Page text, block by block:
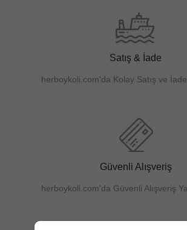
Satış & İade
herboykoli.com'da Kolay Satış ve
Güvenli Alışveriş
herboykoli.com'da Güvenli Alışveriş